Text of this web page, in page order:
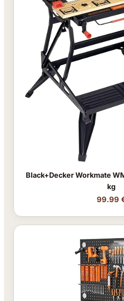
Black+Decker Workmate
kg
99.99